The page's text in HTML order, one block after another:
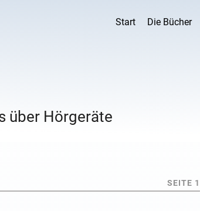
Start Die Bücher
über Hörgeräte
SEITE 1